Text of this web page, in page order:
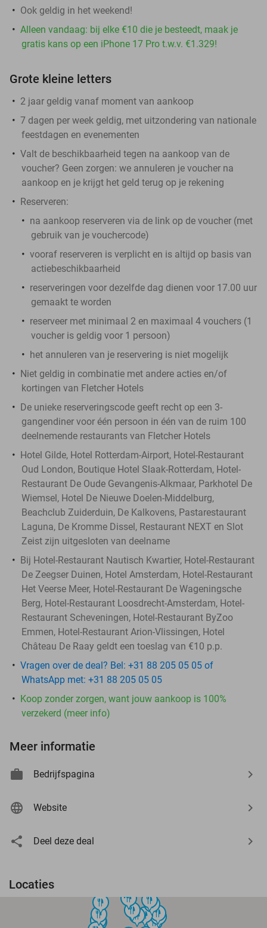
Ook geldig in het weekend!
Alleen vandaag: bij elke €10 die je besteedt, maak je
gratis kans op een iPhone 17 Pro t.w.v. €1.329!
Grote kleine letters
2 jaar geldig vanaf moment van aankoop
7 dagen per week geldig, met uitzondering van nationale
feestdagen en evenementen
Valt de beschikbaarheid tegen na aankoop van de
voucher? Geen zorgen: we annuleren je voucher na
aankoop en je krijgt het geld terug op je rekening
Reserveren:
na aankoop reserveren via de link op de voucher (met
gebruik van je vouchercode)
vooraf reserveren is verplicht en is altijd op basis van
actiebeschikbaarheid
reserveringen voor dezelfde dag dienen voor 17.00 uur
gemaakt te worden
reserveer met minimaal 2 en maximaal 4 vouchers (1
voucher is geldig voor 1 persoon)
het annuleren van je reservering is niet mogelijk
Niet geldig in combinatie met andere acties en/of
kortingen van Fletcher Hotels
De unieke reserveringscode geeft recht op een 3-
gangendiner voor één persoon in één van de ruim 100
deelnemende restaurants van Fletcher Hotels
Hotel Gilde, Hotel Rotterdam-Airport, Hotel-Restaurant
Oud London, Boutique Hotel Slaak-Rotterdam, Hotel-
Restaurant De Oude Gevangenis-Alkmaar, Parkhotel De
Wiemsel, Hotel De Nieuwe Doelen-Middelburg,
Beachclub Zuiderduin, De Kalkovens, Pastarestaurant
Laguna, De Kromme Dissel, Restaurant NEXT en Slot
Zeist zijn uitgesloten van deelname
Bij Hotel-Restaurant Nautisch Kwartier, Hotel-Restaurant
De Zeegser Duinen, Hotel Amsterdam, Hotel-Restaurant
Het Veerse Meer, Hotel-Restaurant De Wageningsche
Berg, Hotel-Restaurant Loosdrecht-Amsterdam, Hotel-
Restaurant Scheveningen, Hotel-Restaurant ByZoo
Emmen, Hotel-Restaurant Arion-Vlissingen, Hotel
Château De Raay geldt een toeslag van €10 p.p.
Vragen over de deal? Bel: +31 88 205 05 05 of
WhatsApp met: +31 88 205 05 05
Koop zonder zorgen, want jouw aankoop is 100%
verzekerd (meer info)
Meer informatie
Bedrijfspagina
Website
Deel deze deal
Locaties
food
food
food
food
food
food
food
food
food
food
food
food
food